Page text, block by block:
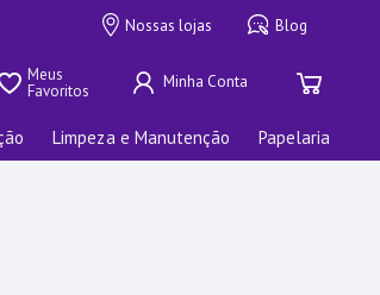
Nossas lojas Blog
Meus
Favoritos
Limpeza e Manutenção Papelaria